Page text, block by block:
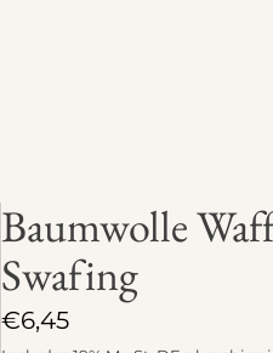
Etiketten
Baumwolle
Swafing
€6,45